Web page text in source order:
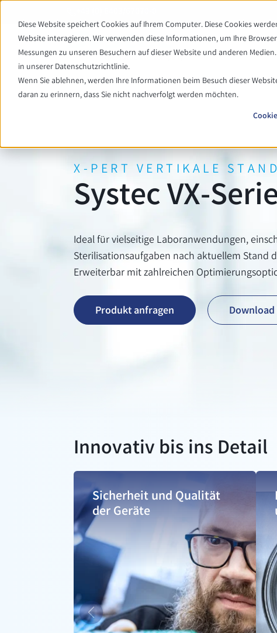
Diese Website speichert Cookies auf Ihrem Computer. Diese Cookies
Website interagieren. Wir verwenden diese Informationen, um Ihre
Messungen zu unseren Besuchern auf dieser Website und anderen
in unserer Datenschutzrichtlinie.
Wenn Sie ablehnen, werden Ihre Informationen beim Besuch dieser
daran zu erinnern, dass Sie nicht nachverfolgt werden möchten.
X-PERT VERTIKALE
Systec VX-
Ideal für vielseitige Laboranwendungen,
Sterilisationsaufgaben nach aktuellem Stand
Erweiterbar mit zahlreichen
Produkt anfragen
Innovativ bis ins Detail
Sicherheit und Qualität
der Geräte